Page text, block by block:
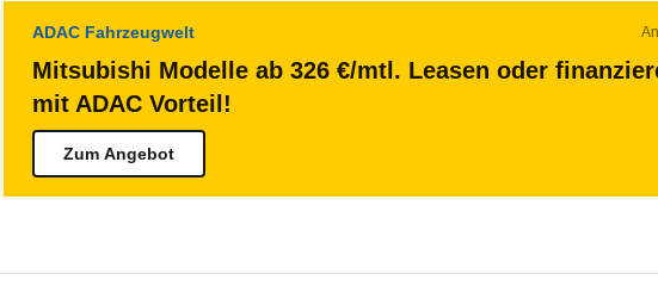
ADAC Fahrzeugwelt
Mitsubishi Modelle ab 326 €/mtl. Leasen oder
mit ADAC Vorteil!
Zum Angebot